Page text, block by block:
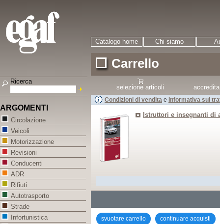
Catalogo home Chi siamo
Carrello
selezione articoli
Condizioni di vendita e Informativa sul
Istruttori e insegnanti di
svuotare carrello continuare acquisti
Ricerca
ARGOMENTI
Circolazione
Veicoli
Motorizzazione
Revisioni
Conducenti
ADR
Rifiuti
Autotrasporto
Strade
Infortunistica